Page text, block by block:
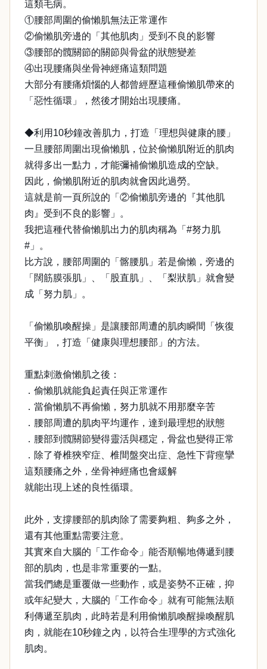
這類毛病。
①腰部周圍的偷懶肌無法正常運作
②偷懶肌旁邊的「其他肌肉」受到不良的影響
③腰部的髖關節的關節與骨盆的狀態變差
④出現腰痛與坐骨神經痛這類問題
大部分有腰痛煩惱的人都曾經歷這種偷懶肌帶來的
「惡性循環」，然後才開始出現腰痛。
◆利用10秒鐘改善肌力，打造「理想與健康的腰」
一旦腰部周圍出現偷懶肌，位於偷懶肌附近的肌肉
就得多出一點力，才能彌補偷懶肌造成的空缺。
因此，偷懶肌附近的肌肉就會因此過勞。
這就是前一頁所說的「②偷懶肌旁邊的『其他肌
肉』受到不良的影響」。
我把這種代替偷懶肌出力的肌肉稱為「#努力肌
#」。
比方說，腰部周圍的「髂腰肌」若是偷懶，旁邊的
「闊筋膜張肌」、「股直肌」、「梨狀肌」就會變
成「努力肌」。
「偷懶肌喚醒操」是讓腰部周遭的肌肉瞬間「恢復
平衡」，打造「健康與理想腰部」的方法。
重點刺激偷懶肌之後：
．偷懶肌就能負起責任與正常運作
．當偷懶肌不再偷懶，努力肌就不用那麼辛苦
．腰部周遭的肌肉平均運作，達到最理想的狀態
．腰部到髖關節變得靈活與穩定，骨盆也變得正常
．除了脊椎狹窄症、椎間盤突出症、急性下背痙攣
這類腰痛之外，坐骨神經痛也會緩解
就能出現上述的良性循環。
此外，支撐腰部的肌肉除了需要夠粗、夠多之外，
還有其他重點需要注意。
其實來自大腦的「工作命令」能否順暢地傳遞到腰
部的肌肉，也是非常重要的一點。
當我們總是重覆做一些動作，或是姿勢不正確，抑
或年紀變大，大腦的「工作命令」就有可能無法順
利傳遞至肌肉，此時若是利用偷懶肌喚醒操喚醒肌
肉，就能在10秒鐘之內，以符合生理學的方式強化
肌肉。